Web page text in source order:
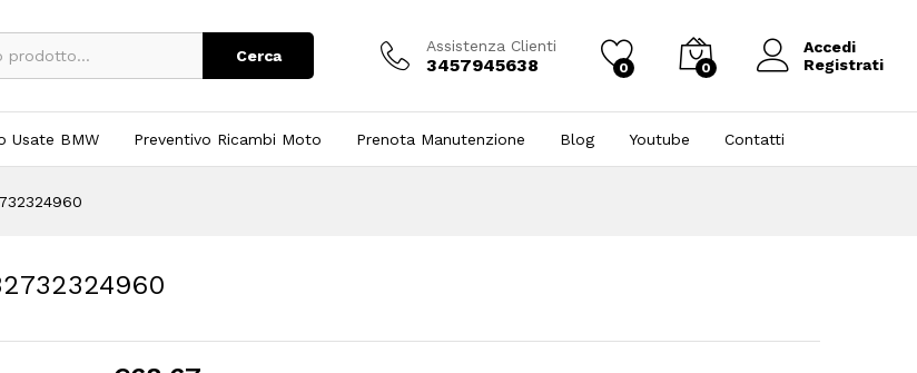
Cerca
Assistenza Clienti
3457945638 0 0
Accedi
Registrati
Usate BMW Preventivo Ricambi Moto Prenota Manutenzione Blog Youtube Contatti